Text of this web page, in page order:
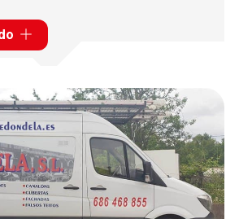
de Canal Redondela
en nuestras propias